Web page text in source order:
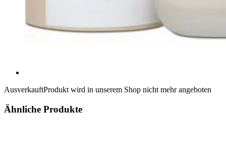
AusverkauftProdukt wird in unserem Shop nicht mehr angeboten
Ähnliche Produkte